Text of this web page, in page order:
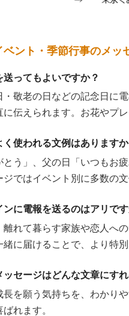
ント・季節行事のメッ
ってもよいですか？
・敬老の日などの記念日に
伝えられます。お花やプ
使われる文例はありますか
う」、父の日「いつもお
ではイベント別に多数の
に電報を送るのはアリです
離れて暮らす家族や恋人へ
に届けることで、より特
セージはどんな文章にす
長を願う気持ちを、わかり
れます。